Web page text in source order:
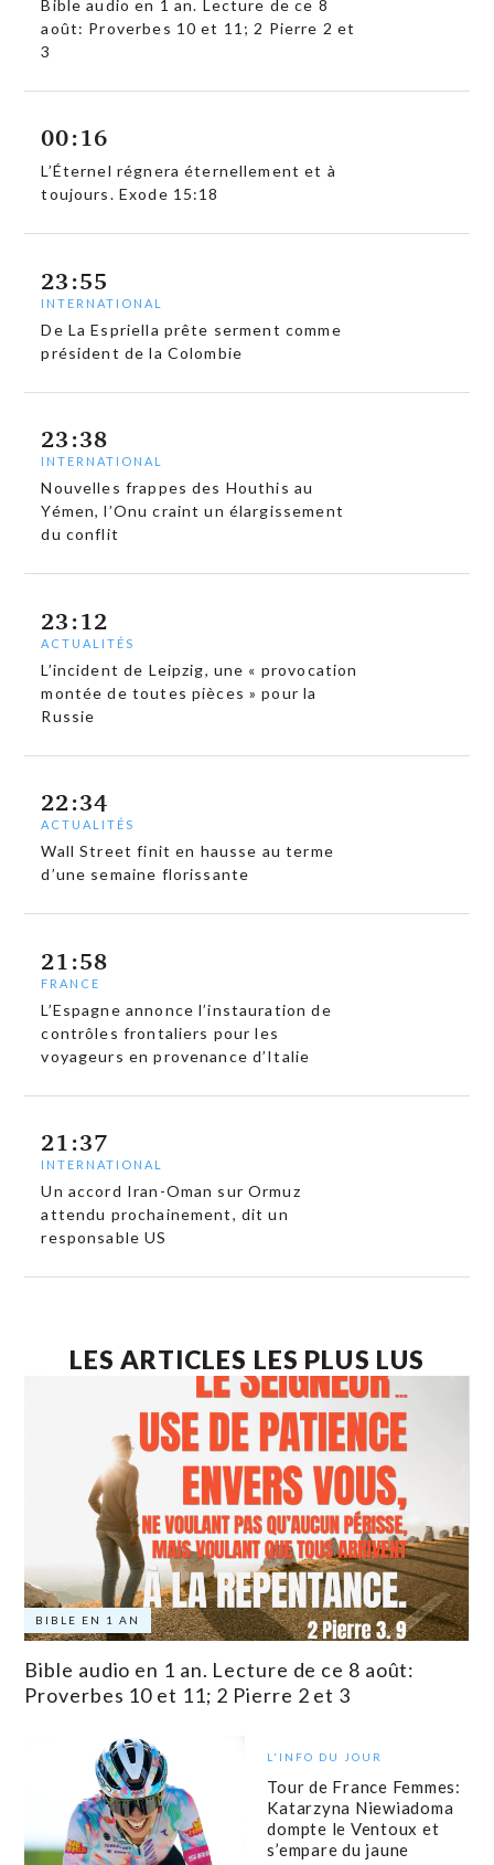
Bible audio en 1 an. Lecture de ce 8
août: Proverbes 10 et 11; 2 Pierre 2 et
3
00:16
L’Éternel régnera éternellement et à
toujours. Exode 15:18
23:55
INTERNATIONAL
De La Espriella prête serment comme
président de la Colombie
23:38
INTERNATIONAL
Nouvelles frappes des Houthis au
Yémen, l’Onu craint un élargissement
du conflit
23:12
ACTUALITÉS
L’incident de Leipzig, une « provocation
montée de toutes pièces » pour la
Russie
22:34
ACTUALITÉS
Wall Street finit en hausse au terme
d’une semaine florissante
21:58
FRANCE
L’Espagne annonce l’instauration de
contrôles frontaliers pour les
voyageurs en provenance d’Italie
21:37
INTERNATIONAL
Un accord Iran-Oman sur Ormuz
attendu prochainement, dit un
responsable US
LES ARTICLES LES PLUS LUS
BIBLE EN 1 AN
Bible audio en 1 an. Lecture de ce 8 août:
Proverbes 10 et 11; 2 Pierre 2 et 3
L'INFO DU JOUR
Tour de France Femmes:
Katarzyna Niewiadoma
dompte le Ventoux et
s’empare du jaune